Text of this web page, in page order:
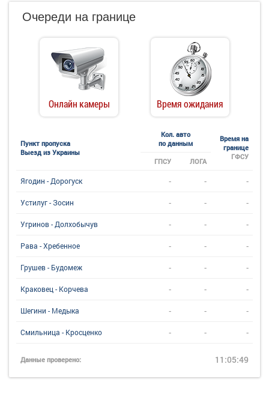
Очереди на границе
Онлайн камеры Время ожидания
Пункт пропуска
Выезд из Украины
Кол. авто
по данным
Время на
границе
ГФСУ
ГПСУ ЛОГА
Ягодин - Дорогуск - - -
Устилуг - Зосин - - -
Угринов - Долхобычув - - -
Рава - Хребенное - - -
Грушев - Будомеж - - -
Краковец - Корчева - - -
Шегини - Медыка - - -
Смильница - Кросценко - - -
Данные проверено: 11:05:49